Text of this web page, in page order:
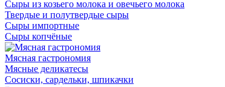
Сыры из козьего молока и овечьего молока
Твердые и полутвердые сыры
Сыры импортные
Сыры копчёные
Мясная гастрономия
Мясные деликатесы
Сосиски, сардельки, шпикачки